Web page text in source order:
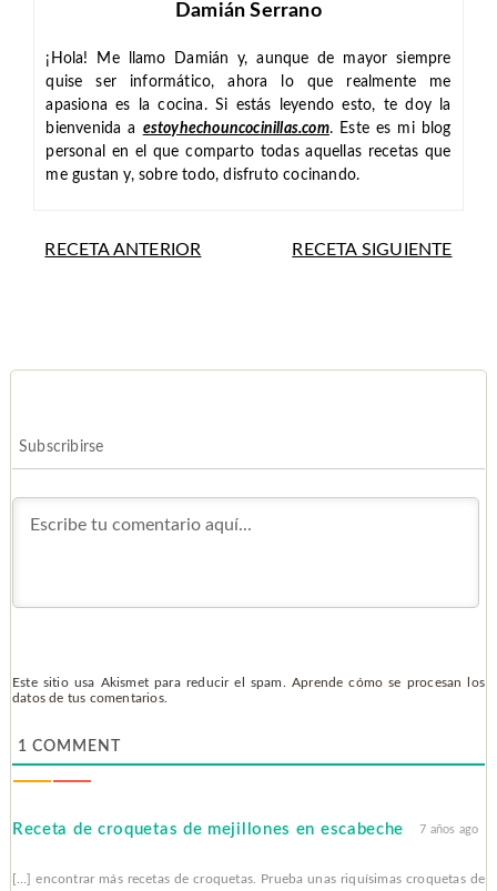
Damián Serrano
¡Hola! Me llamo Damián y, aunque de mayor siempre
quise ser informático, ahora lo que realmente me
apasiona es la cocina. Si estás leyendo esto, te doy la
bienvenida a estoyhechouncocinillas.com. Este es mi blog
personal en el que comparto todas aquellas recetas que
me gustan y, sobre todo, disfruto cocinando.
RECETA ANTERIOR RECETA SIGUIENTE
Subscribirse
Este sitio usa Akismet para reducir el spam. Aprende cómo se procesan los
datos de tus comentarios.
1 COMMENT
Receta de croquetas de mejillones en escabeche 7 años ago
[…] encontrar más recetas de croquetas. Prueba unas riquísimas croquetas de